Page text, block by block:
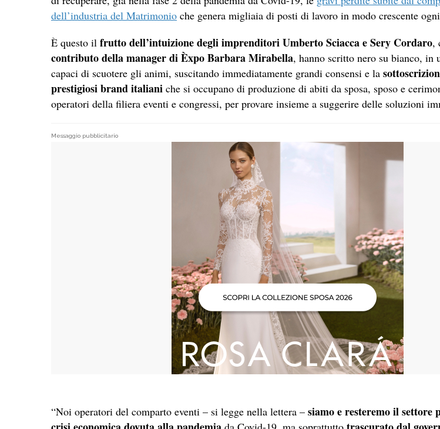
dell’industria del Matrimonio che genera migliaia di posti di lavoro in modo crescente
È questo il frutto dell’intuizione degli imprenditori Umberto Sciacca e Sery Cordaro,
contributo della manager di Èxpo Barbara Mirabella, hanno scritto nero su bianco, in
capaci di scuotere gli animi, suscitando immediatamente grandi consensi e la
prestigiosi brand italiani che si occupano di produzione di abiti da sposa, sposo e
operatori della filiera eventi e congressi, per provare insieme a suggerire delle soluzioni
Messaggio pubblicitario
“Noi operatori del comparto eventi – si legge nella lettera – siamo e resteremo il settore